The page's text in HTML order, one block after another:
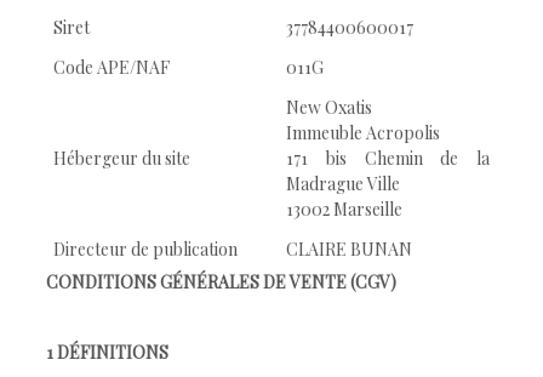
Siret
37784400600017
Code APE/NAF
011G
Hébergeur du site
New Oxatis
Immeuble Acropolis
171 bis Chemin de la
Madrague Ville
13002 Marseille
Directeur de publication
CLAIRE BUNAN
CONDITIONS GÉNÉRALES DE VENTE (CGV)
1 DÉFINITIONS